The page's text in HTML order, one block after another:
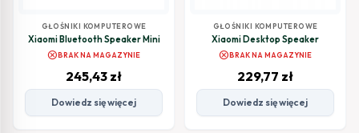
GŁOŚNIKI KOMPUTEROWE
Xiaomi Bluetooth Speaker Mini
cancelBRAK NA MAGAZYNIE
245,43 zł
Dowiedz się więcej
GŁOŚNIKI KOMPUTEROWE
Xiaomi Desktop Speaker
cancelBRAK NA MAGAZYNIE
229,77 zł
Dowiedz się więcej